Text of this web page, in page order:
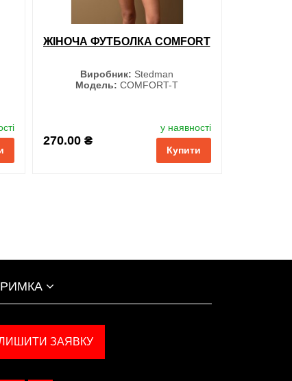
ЖІНОЧА ФУТБОЛКА COMFORT
Виробник: Stedman
Модель: COMFORT-T
270.00 ₴
у наявності
Купити
ЗАЯВКУ